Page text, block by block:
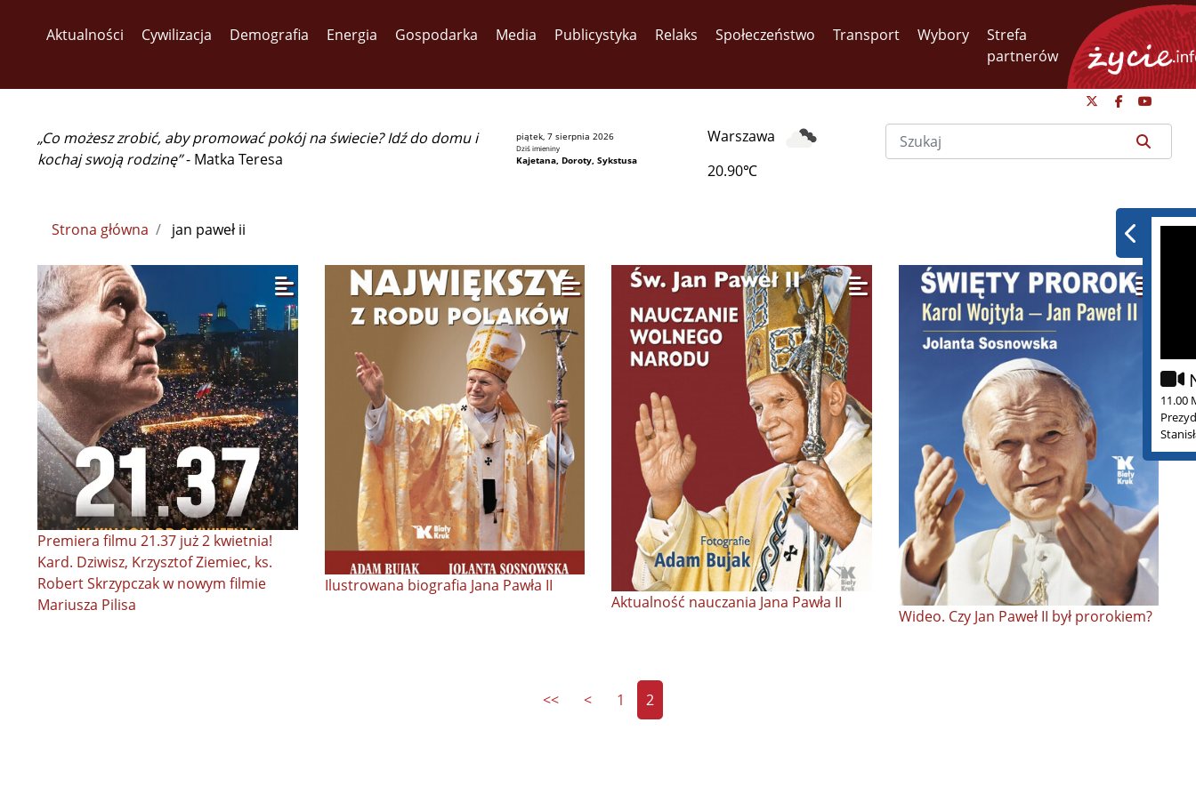
Aktualności Cywilizacja Demografia Energia Gospodarka Media Publicystyka Relaks Społeczeństwo Transport Wybory
Strefa
partnerów
„Co możesz zrobić, aby promować pokój na świecie? Idź do domu i
kochaj swoją rodzinę”- Matka Teresa
piątek, 7 sierpnia 2026
Dziś imieniny
Kajetana, Doroty, Sykstusa
Warszawa
20.90℃
11.00
Strona główna jan paweł ii
Premiera filmu 21.37 już 2 kwietnia!
Kard. Dziwisz, Krzysztof Ziemiec, ks.
Robert Skrzypczak w nowym filmie
Mariusza Pilisa
Ilustrowana biografia Jana Pawła II
Aktualność nauczania Jana Pawła II
Wideo. Czy Jan Paweł II był prorokiem?
<< < 1 2